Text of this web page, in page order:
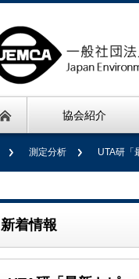
協会紹介
測定分析 UTA研「
新着情報